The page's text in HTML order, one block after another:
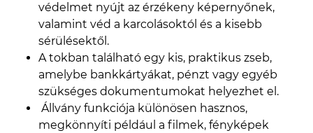
védelmet nyújt az érzékeny képernyőnek,
valamint véd a karcolásoktól és a kisebb
sérülésektől.
A tokban található egy kis, praktikus zseb,
amelybe bankkártyákat, pénzt vagy egyéb
szükséges dokumentumokat helyezhet el.
Állvány funkciója különösen hasznos,
megkönnyíti például a filmek, fényképek